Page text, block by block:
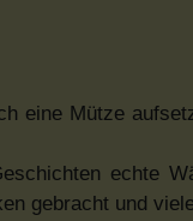
eine Mütze
echte
gebracht und